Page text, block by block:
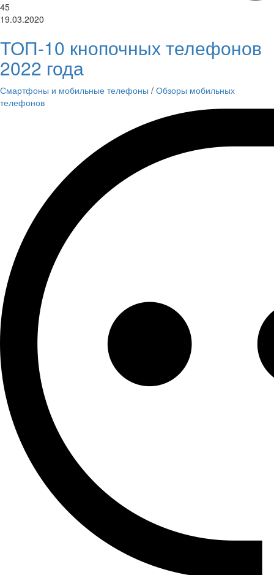
45
19.03.2020
ТОП-10 кнопочных телефонов
2022 года
Смартфоны и мобильные телефоны / Обзоры мобильных
телефонов